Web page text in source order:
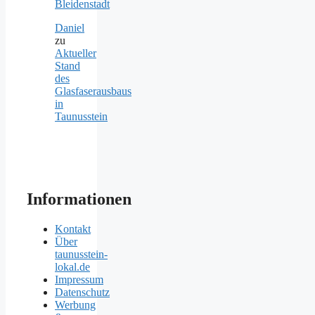
Bleidenstadt
Daniel
zu
Aktueller
Stand
des
Glasfaserausbaus
in
Taunusstein
Informationen
Kontakt
Über
taunusstein-
lokal.de
Impressum
Datenschutz
Werbung